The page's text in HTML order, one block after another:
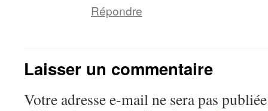
Répondre
Laisser un commentaire
Votre adresse e-mail ne sera pas